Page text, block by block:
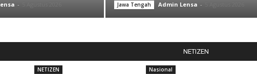
- Jawa Tengah Admin Lensa -
NETIZEN
NETIZEN Nasional